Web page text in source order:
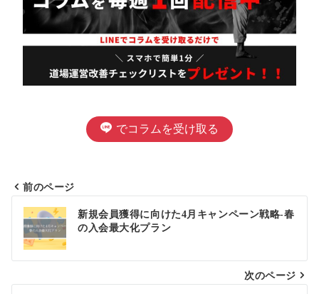
でコラムを受け取る
投
稿
ナ
ビ
前のページ
新規会員獲得に向けた4月キャンペーン戦略-春
の入会最大化プラン
次のページ